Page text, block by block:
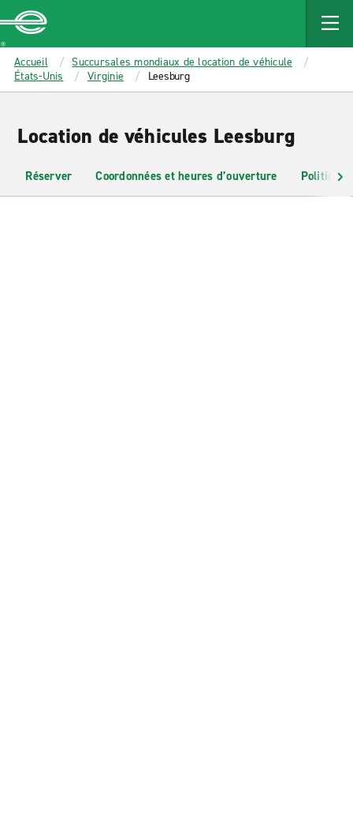
MAIN
CONTENT
Enterprise
Accueil
Succursales mondiaux de location de véhicule
États-Unis
Virginie Leesburg
Location de véhicules Leesburg
Réserver Coordonnées et heures d’ouverture Politiques